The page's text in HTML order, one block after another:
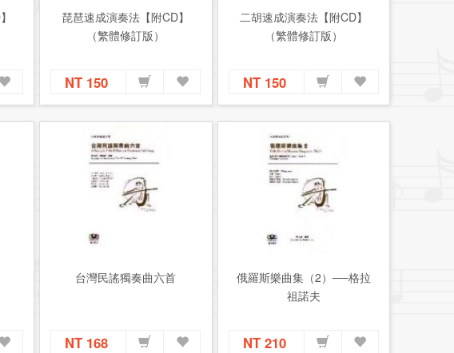
琵琶速成演奏法【附CD】
（繁體修訂版）
NT 150
二胡速成演奏法【附CD】
（繁體修訂版）
NT 150
台灣民謠獨奏曲六首
NT 168
俄羅斯樂曲集（2）──格拉
祖諾夫
NT 210